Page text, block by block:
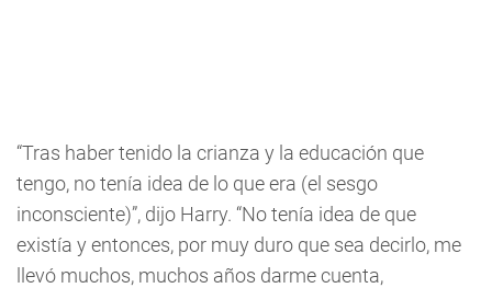
“Tras haber tenido la crianza y la educación que
tengo, no tenía idea de lo que era (el sesgo
inconsciente)”, dijo Harry. “No tenía idea de que
existía y entonces, por muy duro que sea decirlo, me
llevó muchos, muchos años darme cuenta,